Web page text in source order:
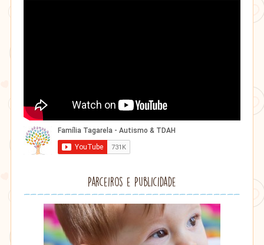
Parceiros e Publicidade
Lithu
âmbar